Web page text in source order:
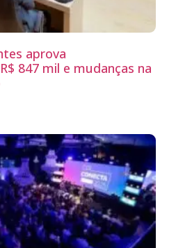
aprova
847 mil e mudanças na